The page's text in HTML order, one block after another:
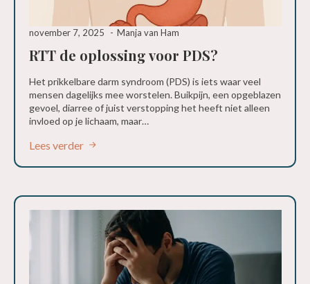
RTT de oplossing voor PDS?
november 7, 2025 Manja van Ham
Het prikkelbare darm syndroom (PDS) is iets waar veel
mensen dagelijks mee worstelen. Buikpijn, een opgeblazen
gevoel, diarree of juist verstopping het heeft niet alleen
invloed op je lichaam, maar…
Lees verder